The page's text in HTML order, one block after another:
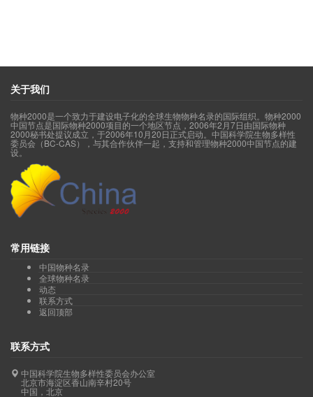
关于我们
物种2000是一个致力于建设电子化的全球生物物种名录的国际组织。物种2000
中国节点是国际物种2000项目的一个地区节点，2006年2月7日由国际物种
2000秘书处提议成立，于2006年10月20日正式启动。中国科学院生物多样性
委员会（BC-CAS），与其合作伙伴一起，支持和管理物种2000中国节点的建
设。
常用链接
中国物种名录
全球物种名录
动态
联系方式
返回顶部
联系方式
中国科学院生物多样性委员会办公室
北京市海淀区香山南辛村20号
中国，北京